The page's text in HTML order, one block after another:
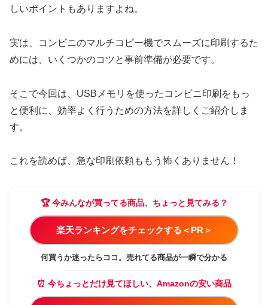
しいポイントもありますよね。
実は、コンビニのマルチコピー機でスムーズに印刷するた
めには、いくつかのコツと事前準備が必要です。
そこで今回は、USBメモリを使ったコンビニ印刷をもっ
と便利に、効率よく行うための方法を詳しくご紹介しま
す。
これを読めば、急な印刷依頼ももう怖くありません！
🏆 今みんなが買ってる商品、ちょっと見てみる？
楽天ランキングをチェックする＜PR＞
何買うか迷ったらココ。売れてる商品が一瞬で分かる
⏰ 今ちょっとだけ見てほしい、Amazonの安い商品